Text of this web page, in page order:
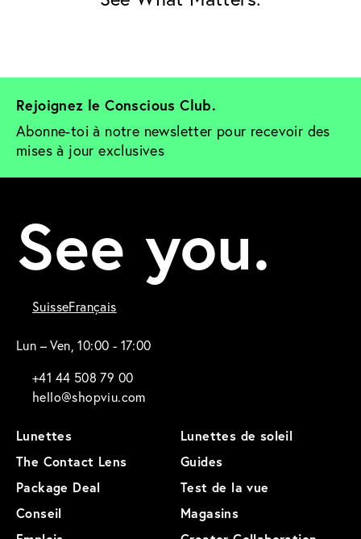
Rejoignez le Conscious Club.
Abonne-toi à notre newsletter pour recevoir des
mises à jour exclusives
See you.
SuisseFrançais
Lun – Ven, 10:00 - 17:00
+41 44 508 79 00
hello@shopviu.com
Lunettes
Lunettes de soleil
The Contact Lens
Guides
Package Deal
Test de la vue
Conseil
Magasins